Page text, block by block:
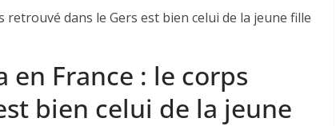
France : le corps
bien celui de la jeune